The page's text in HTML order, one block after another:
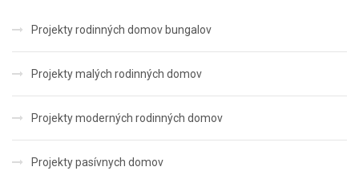
Projekty rodinných domov bungalov
Projekty malých rodinných domov
Projekty moderných rodinných domov
Projekty pasívnych domov